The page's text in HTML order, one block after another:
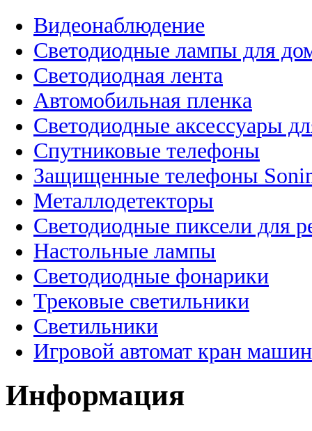
Видеонаблюдение
Светодиодные лампы для
Светодиодная лента
Автомобильная пленка
Светодиодные аксессуары
Спутниковые телефоны
Защищенные телефоны
Металлодетекторы
Светодиодные пиксели для
Настольные лампы
Светодиодные фонарики
Трековые светильники
Светильники
Игровой автомат кран
Информация